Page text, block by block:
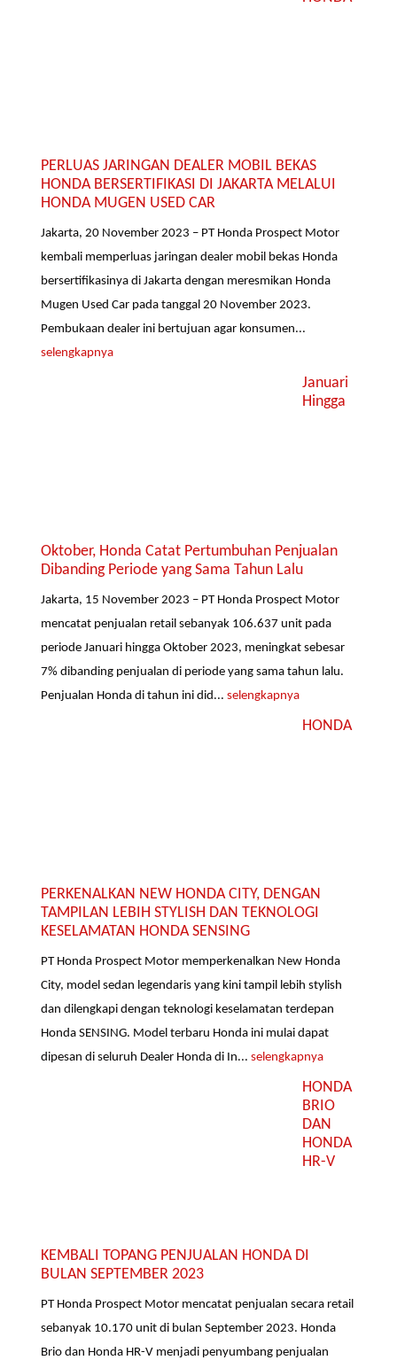
PERLUAS JARINGAN DEALER MOBIL BEKAS
HONDA BERSERTIFIKASI DI JAKARTA MELALUI
HONDA MUGEN USED CAR
Jakarta, 20 November 2023 – PT Honda Prospect Motor
kembali memperluas jaringan dealer mobil bekas Honda
bersertifikasinya di Jakarta dengan meresmikan Honda
Mugen Used Car pada tanggal 20 November 2023.
Pembukaan dealer ini bertujuan agar konsumen...
selengkapnya
Januari
Hingga
Oktober, Honda Catat Pertumbuhan Penjualan
Dibanding Periode yang Sama Tahun Lalu
Jakarta, 15 November 2023 – PT Honda Prospect Motor
mencatat penjualan retail sebanyak 106.637 unit pada
periode Januari hingga Oktober 2023, meningkat sebesar
7% dibanding penjualan di periode yang sama tahun lalu.
Penjualan Honda di tahun ini did...selengkapnya
HONDA
PERKENALKAN NEW HONDA CITY, DENGAN
TAMPILAN LEBIH STYLISH DAN TEKNOLOGI
KESELAMATAN HONDA SENSING
PT Honda Prospect Motor memperkenalkan New Honda
City, model sedan legendaris yang kini tampil lebih stylish
dan dilengkapi dengan teknologi keselamatan terdepan
Honda SENSING. Model terbaru Honda ini mulai dapat
dipesan di seluruh Dealer Honda di In...selengkapnya
HONDA
BRIO
DAN
HONDA
HR-V
KEMBALI TOPANG PENJUALAN HONDA DI
BULAN SEPTEMBER 2023
PT Honda Prospect Motor mencatat penjualan secara retail
sebanyak 10.170 unit di bulan September 2023. Honda
Brio dan Honda HR-V menjadi penyumbang penjualan